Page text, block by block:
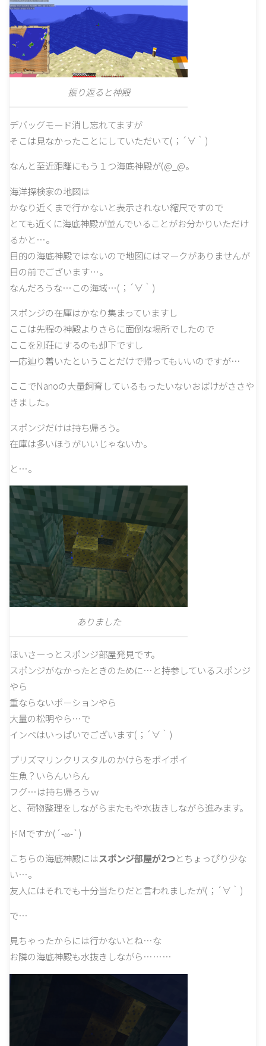
振り返ると神殿
デバッグモード消し忘れてますが
そこは見なかったことにしていただいて(；´∀｀)
なんと至近距離にもう１つ海底神殿が(@_@。
海洋探検家の地図は
かなり近くまで行かないと表示されない縮尺ですので
とても近くに海底神殿が並んでいることがお分かりいただけ
るかと…。
目的の海底神殿ではないので地図にはマークがありませんが
目の前でございます…。
なんだろうな…この海域…(；´∀｀)
スポンジの在庫はかなり集まっていますし
ここは先程の神殿よりさらに面倒な場所でしたので
ここを別荘にするのも却下ですし
一応辿り着いたということだけで帰ってもいいのですが…
ここでNanoの大量飼育しているもったいないおばけがささや
きました。
スポンジだけは持ち帰ろう。
在庫は多いほうがいいじゃないか。
と…。
ありました
ほいさーっとスポンジ部屋発見です。
スポンジがなかったときのために…と持参しているスポンジ
やら
重ならないポーションやら
大量の松明やら…で
インベはいっぱいでございます(；´∀｀)
プリズマリンクリスタルのかけらをポイポイ
生魚？いらんいらん
フグ…は持ち帰ろうｗ
と、荷物整理をしながらまたもや水抜きしながら進みます。
ドMですか(´-ω-`)
こちらの海底神殿にはスポンジ部屋が2つとちょっぴり少な
い…。
友人にはそれでも十分当たりだと言われましたが(；´∀｀)
で…
見ちゃったからには行かないとね…な
お隣の海底神殿も水抜きしながら………